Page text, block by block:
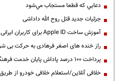
دعايي كه قطعا مستجاب مي‌شود
جزئیات جدید قتل روح الله داداشی
آموزش ساخت Apple ID برای کاربران ایرانی
راز خنده های اصغر فرهادی به حرکت بی
پرداخت ۱۰۰ درصد پاداش پایان خدمت فرهنگیان
خلافی آنلاین/استعلام خلافی خودرو از طریق